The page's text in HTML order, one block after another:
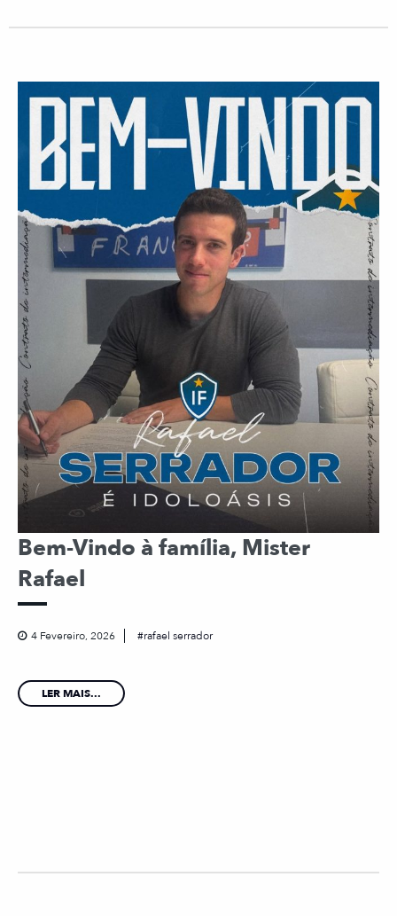
Bem-Vindo à família, Mister
Rafael
4 Fevereiro, 2026 rafael serrador
LER MAIS...